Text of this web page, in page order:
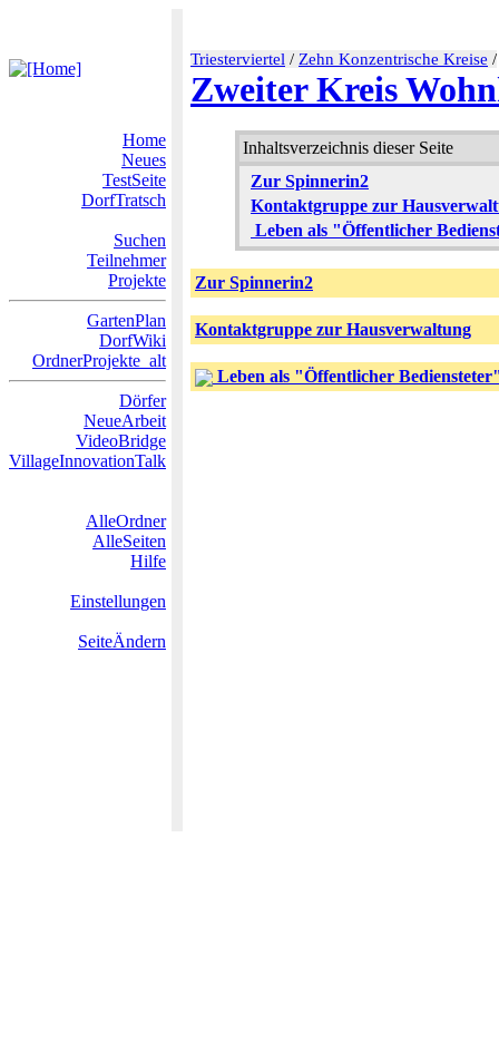
Triesterviertel / Zehn Konzentrische Kreise /
Zweiter Kreis
Home
Neues
TestSeite
DorfTratsch
Suchen
Teilnehmer
Projekte
GartenPlan
DorfWiki
OrdnerProjekte_alt
Dörfer
NeueArbeit
VideoBridge
VillageInnovationTalk
AlleOrdner
AlleSeiten
Hilfe
Einstellungen
SeiteÄndern
Inhaltsverzeichnis dieser Seite
Zur Spinnerin2
Kontaktgruppe zur
Leben als "Öffentlicher
Zur Spinnerin2
Kontaktgruppe zur Hausverwaltung
Leben als "Öffentlicher